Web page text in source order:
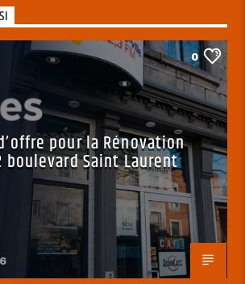
0
pour la Rénovation
boulevard Saint Laurent